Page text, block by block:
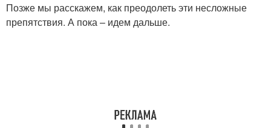
Позже мы расскажем, как преодолеть эти несложные
препятствия. А пока – идем дальше.